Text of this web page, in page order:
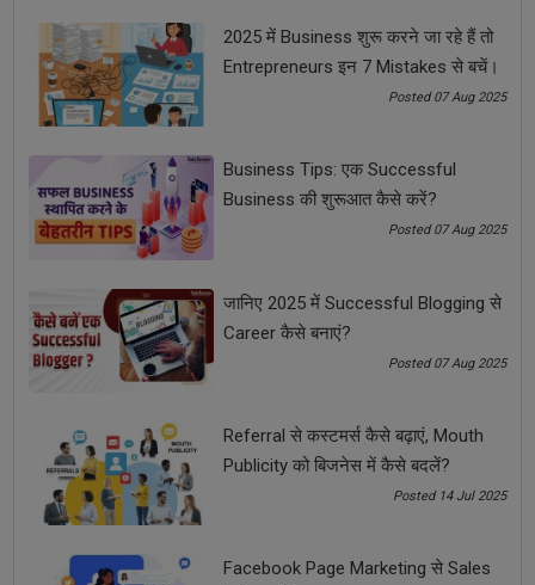
problem solving course
Small Business Startup Plan
सोशल मीडिया स्टार्टअप बिजनेस
स्मॉल बिज़नेस स्टार्टअप प्लान
COMMENTS
OTHER ARTICLES
2025 में Business शुरू करने जा रहे हैं तो
Entrepreneurs इन 7 Mistakes से बचें।
Posted 07 Aug 2025
Business Tips: एक Successful
Business की शुरूआत कैसे करें?
Posted 07 Aug 2025
जानिए 2025 में Successful Blogging से
Career कैसे बनाएं?
Posted 07 Aug 2025
Referral से कस्टमर्स कैसे बढ़ाएं, Mouth
Publicity को बिजनेस में कैसे बदलें?
Posted 14 Jul 2025
Facebook Page Marketing से Sales